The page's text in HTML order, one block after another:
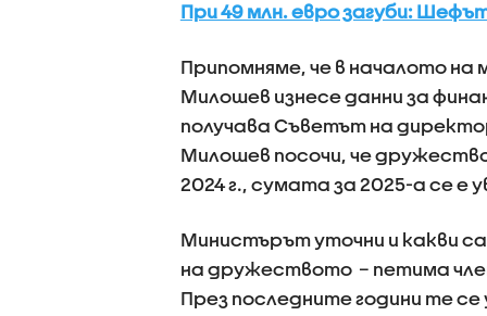
При 49 млн. евро загуби:
Припомняме, че в началото
Милошев изнесе данни за
получава Съветът на
Милошев посочи, че
2024 г., сумата за 2025-а се е
Министърът уточни и какви
на дружеството – петима
През последните години те